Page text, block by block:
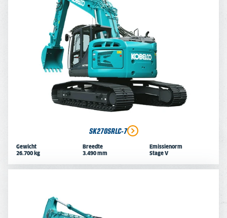
SK270SRLC-7
Gewicht
26.700 kg
Breedte
3.490 mm
Emissienorm
Stage V